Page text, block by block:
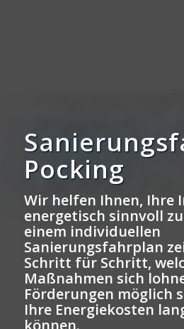
Pocking
Wir helfen Ihnen, Ihre
energetisch sinnvoll
einem individuellen
Sanierungsfahrplan
Schritt für Schritt,
Maßnahmen sich
Förderungen möglich
Ihre Energiekosten
können.